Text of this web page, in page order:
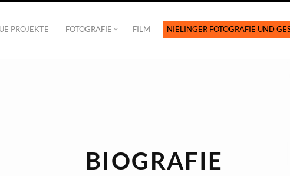
PROJEKTE FOTOGRAFIE FILM NIELINGER FOTOGRAFIE UND
BIOGRAFIE